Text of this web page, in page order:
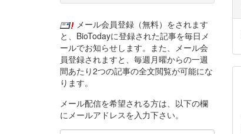
メール会員登録（無料）をされます
と、BioTodayに登録された記事を毎日メ
ールでお知らせします。また、メール会
員登録されますと、毎週月曜からの一週
間あたり2つの記事の全文閲覧が可能にな
ります。
メール配信を希望される方は、以下の欄
にメールアドレスを入力下さい。